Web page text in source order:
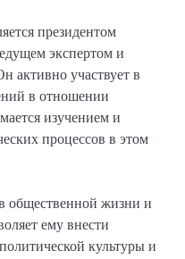
президентом
экспертом и
активно участвует в
в отношении
изучением и
процессов в этом
общественной жизни и
ему внести
культуры и